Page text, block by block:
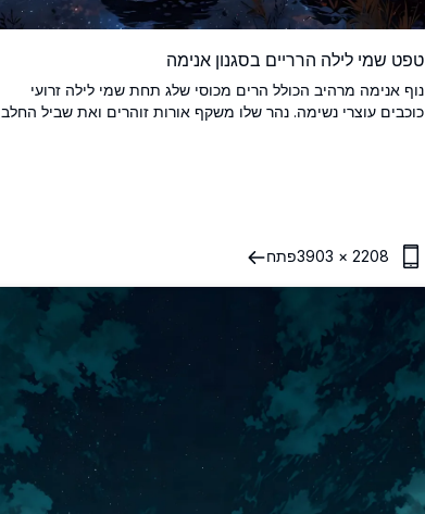
טפט שמי לילה הרריים בסגנון אנימה
נוף אנימה מרהיב הכולל הרים מכוסי שלג תחת שמי לילה זרועי
כוכבים עוצרי נשימה. נהר שלו משקף אורות זוהרים ואת שביל החלב,
2208
×
3903פתח